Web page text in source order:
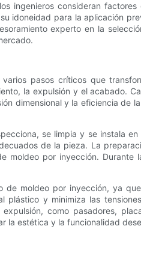
ingenieros consideran
idoneidad para la aplicación
experto en la
pasos críticos que
la expulsión y el acabado.
dimensional y la eficiencia de
se limpia y se instala
de la pieza. La
moldeo por inyección.
de moldeo por inyección, ya
plástico y minimiza las
como pasadores,
la estética y la funcionalidad